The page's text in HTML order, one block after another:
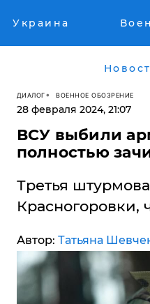
Украина
ДИАЛОГ ВОЕННОЕ ОБОЗРЕНИЕ
28 февраля 2024, 21:07
​ВСУ выбили
полностью
Третья
Красногоровки,
Автор: Татьяна